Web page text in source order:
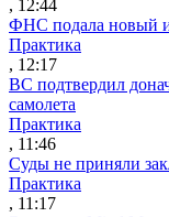
, 12:44
ФНС подала новый
Практика
, 12:17
ВС подтвердил
самолета
Практика
, 11:46
Суды не приняли
Практика
, 11:17